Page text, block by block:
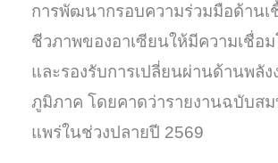
การพัฒนากรอบความร่วมมือด้านเ
ชีวภาพของอาเซียนให้มีความเชื่อม
และรองรับการเปลี่ยนผ่านด้านพลัง
ภูมิภาค โดยคาดว่ารายงานฉบับส
แพร่ในช่วงปลายปี 2569